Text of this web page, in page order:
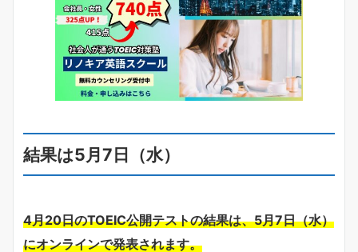
結果は5月7日（水）
4月20日のTOEIC公開テストの結果は、5月7日（水）
にオンラインで発表されます。